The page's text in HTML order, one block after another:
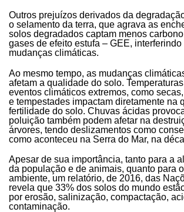
Outros prejuízos derivados da
o selamento da terra, que agrava as
solos degradados captam menos
gases de efeito estufa – GEE, interferindo
mudanças climáticas.
Ao mesmo tempo, as mudanças
afetam a qualidade do solo.
eventos climáticos extremos, como
e tempestades impactam diretamente na
fertilidade do solo. Chuvas ácidas
poluição também podem afetar na
árvores, tendo deslizamentos como
como aconteceu na Serra do Mar, na
Apesar de sua importância, tanto para a
da população e de animais, quanto para
ambiente, um relatório, de 2016, das
revela que 33% dos solos do mundo
por erosão, salinização, compactação,
contaminação.